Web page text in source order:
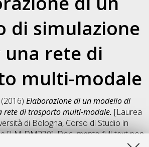
di simulazione
una rete di
multi-modale
(2016)Elaborazione di un modello di
rete di trasporto multi-modale. [Laurea
di Bologna, Corso di Studio in
[LM-DM270], Documento full-text non